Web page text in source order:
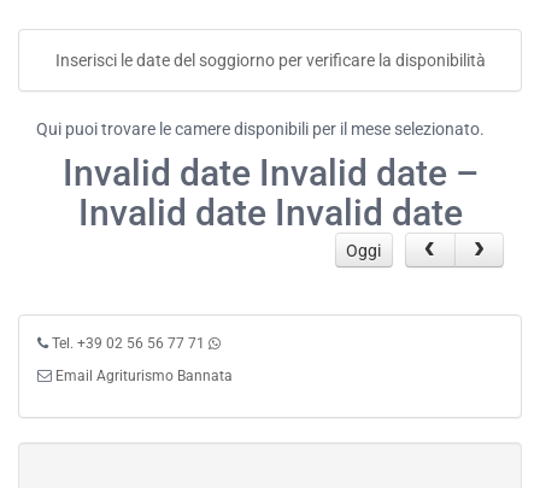
Inserisci le date del soggiorno per verificare la disponibilità
Qui puoi trovare le camere disponibili per il mese selezionato.
Invalid date Invalid date –
Invalid date Invalid date
Oggi
Tel. +39 02 56 56 77 71
Email Agriturismo Bannata